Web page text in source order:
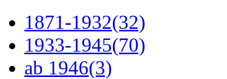
1871-1932(32)
1933-1945(70)
ab 1946(3)